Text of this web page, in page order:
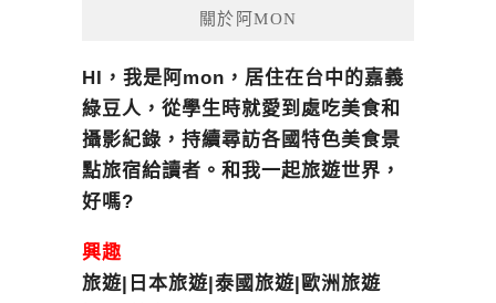
關於阿MON
HI，我是阿mon，居住在台中的嘉義
綠豆人，從學生時就愛到處吃美食和
攝影紀錄，持續尋訪各國特色美食景
點旅宿給讀者。和我一起旅遊世界，
好嗎?
興趣
旅遊|日本旅遊|泰國旅遊|歐洲旅遊